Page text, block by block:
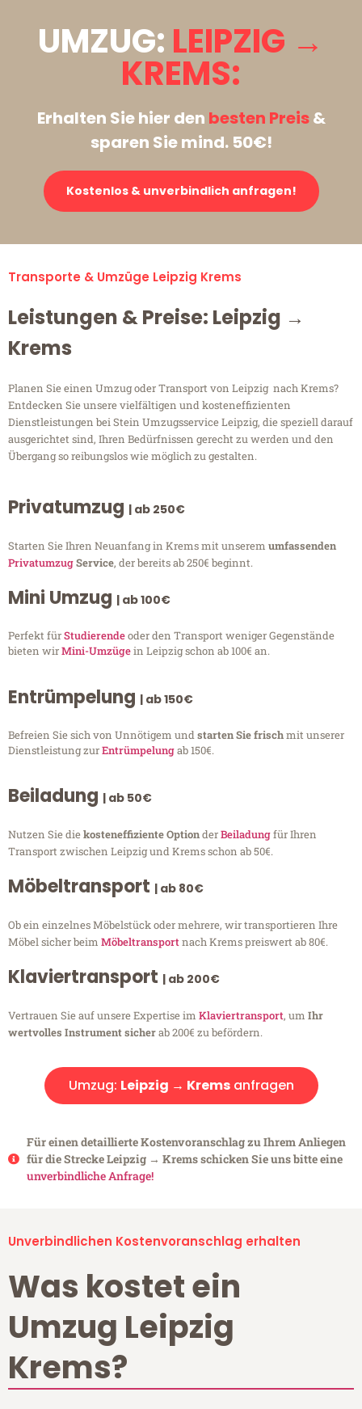
UMZUG: LEIPZIG →
KREMS:
Erhalten Sie hier den besten Preis&
sparen Sie mind. 50€!
Kostenlos & unverbindlich anfragen!
Transporte & Umzüge Leipzig Krems
Leistungen & Preise: Leipzig →
Krems
Planen Sie einen Umzug oder Transport von Leipzig nach Krems?
Entdecken Sie unsere vielfältigen und kosteneffizienten
Dienstleistungen bei Stein Umzugsservice Leipzig, die speziell darauf
ausgerichtet sind, Ihren Bedürfnissen gerecht zu werden und den
Übergang so reibungslos wie möglich zu gestalten.
Privatumzug | ab 250€
Starten Sie Ihren Neuanfang in Krems mit unserem umfassenden
PrivatumzugService, der bereits ab 250€ beginnt.
Mini Umzug | ab 100€
Perfekt fürStudierendeoder den Transport weniger Gegenstände
bieten wirMini-Umzügein Leipzig schon ab 100€ an.
Entrümpelung | ab 150€
Befreien Sie sich von Unnötigem undstarten Sie frischmit unserer
Dienstleistung zurEntrümpelungab 150€.
Beiladung | ab 50€
Nutzen Sie diekosteneffiziente OptionderBeiladungfür Ihren
Transport zwischen Leipzig und Krems schon ab 50€.
Möbeltransport | ab 80€
Ob ein einzelnes Möbelstück oder mehrere, wir transportieren Ihre
Möbel sicher beim Möbeltransportnach Krems preiswert ab 80€.
Klaviertransport | ab 200€
Vertrauen Sie auf unsere Expertise im Klaviertransport, um Ihr
wertvolles Instrument sicherab 200€ zu befördern.
Umzug: Leipzig → Kremsanfragen
Für einen detaillierte Kostenvoranschlag zu Ihrem Anliegen
für die Strecke Leipzig → Krems schicken Sie uns bitte eine
unverbindliche Anfrage!
Unverbindlichen Kostenvoranschlag erhalten
Was kostet ein
Umzug Leipzig
Krems?